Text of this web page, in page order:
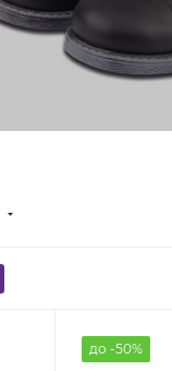
до -50%